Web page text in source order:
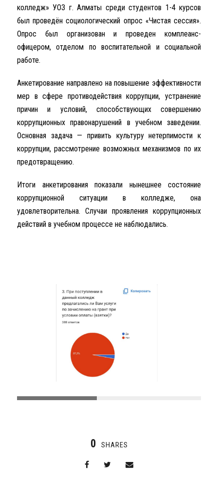
колледж» УОЗ г. Алматы среди студентов 1-4 курсов
был проведён социологический опрос «Чистая сессия».
Опрос был организован и проведен комплеанс-
офицером, отделом по воспитательной и социальной
работе.
Анкетирование направлено на повышение эффективности
мер в сфере противодействия коррупции, устранение
причин и условий, способствующих совершению
коррупционных правонарушений в учебном заведении.
Основная задача — привить культуру нетерпимости к
коррупции, рассмотрение возможных механизмов по их
предотвращению.
Итоги анкетирования показали нынешнее состояние
коррупционной ситуации в колледже, она
удовлетворительна. Случаи проявления коррупционных
действий в учебном процессе не наблюдались.
0 SHARES